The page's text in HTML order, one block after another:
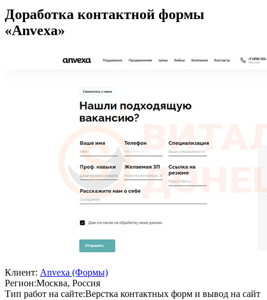
Доработка контактной формы
«Anvexa»
Клиент: Anvexa (Формы)
Регион:Москва, Россия
Тип работ на сайте:Верстка контактных форм и вывод на сайт